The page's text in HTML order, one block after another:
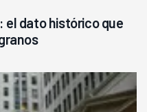
el dato histórico que